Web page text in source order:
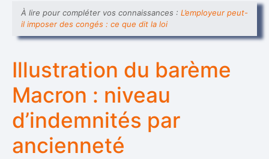
À lire pour compléter vos connaissances : L’employeur peut-
il imposer des congés : ce que dit la loi
Illustration du barème
Macron : niveau
d’indemnités par
ancienneté